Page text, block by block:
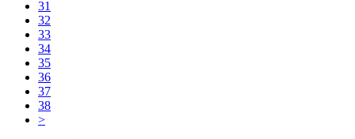
31
32
33
34
35
36
37
38
>